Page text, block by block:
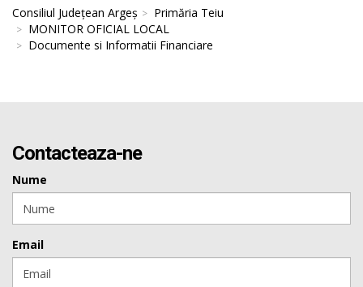
Consiliul Județean Argeș
Primăria Teiu
MONITOR OFICIAL LOCAL
Documente si Informatii Financiare
Contacteaza-ne
Nume
Email